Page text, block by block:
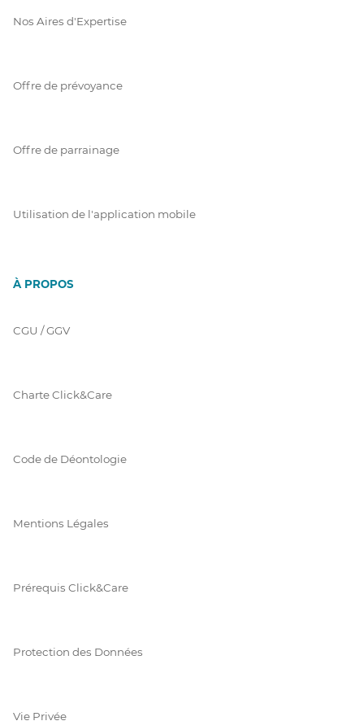
Nos Aires d'Expertise
Offre de prévoyance
Offre de parrainage
Utilisation de l'application mobile
À PROPOS
CGU / GGV
Charte Click&Care
Code de Déontologie
Mentions Légales
Prérequis Click&Care
Protection des Données
Vie Privée